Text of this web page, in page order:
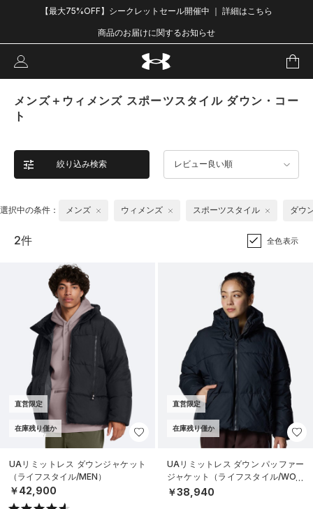
【最大75%OFF】シークレットセール開催中 ｜ 詳細はこちら
商品のお届けに関するお知らせ
メンズ＋ウィメンズ スポーツスタイル ダウン・コー
ト
絞り込み検索 レビュー良い順
選択中の条件： メンズ ウィメンズ スポーツスタイル ダウ
2件 全色表示
直営限定
在庫残り僅か
UAリミットレス ダウンジャケット
（ライフスタイル/MEN）
￥42,900
直営限定
在庫残り僅か
UAリミットレス ダウン パッファー
ジャケット（ライフスタイル/WOM
EN）
￥38,940